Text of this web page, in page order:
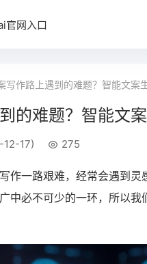
官网入口
写作路上遇到的难题？智能文案
的难题？智能文案
12-17) 275
作一路艰难，经常会遇到
中必不可少的一环，所以